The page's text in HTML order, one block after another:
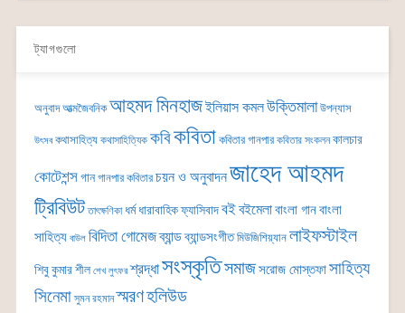
ট্যাগগুলো
অনুবাদ আত্মজৈবনিক আহমদ মিনহাজইলিয়াস কমলউক্তিমালা উপন্যাস
উৎসব কথাসাহিত্য কথাসাহিত্যিক কবিকবিতা কবিতার গানপার কবিতার সংকলন কালচার
কোটেশন্সগান গানপার কবিতার চয়ন ও অনুবাদনজাহেদ আহমদ
ট্রিবিউট তাৎক্ষণিকা ধর্ম ধারাবাহিকফ্যাসিবাদবইবইমেলাবাংলা গানবাংলা
সাহিত্য বাউল বিদিতা গোমেজব্যান্ডব্যান্ডসংগীত মিউজিশিয়্যান লাইফস্টাইল
শিবু কুমার শীল শেখ লুৎফর শ্রদ্ধাসংস্কৃতিসমাজসরোজ মোস্তফাসাহিত্য
সিনেমা সুমন রহমান স্মরণহলিউড